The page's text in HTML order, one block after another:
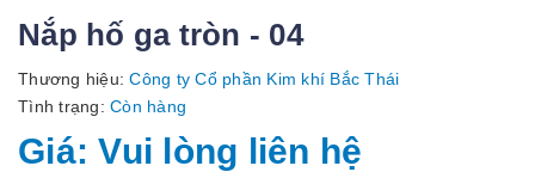
Nắp hố ga tròn - 04
Thương hiệu: Công ty Cổ phần Kim khí Bắc Thái
Tình trạng: Còn hàng
Giá: Vui lòng liên hệ